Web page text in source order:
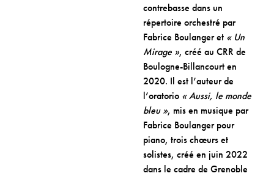
contrebasse dans un
répertoire orchestré par
Fabrice Boulanger et « Un
Mirage », créé au CRR de
Boulogne-Billancourt en
2020. Il est l’auteur de
l’oratorio « Aussi, le monde
bleu », mis en musique par
Fabrice Boulanger pour
piano, trois chœurs et
solistes, créé en juin 2022
dans le cadre de Grenoble